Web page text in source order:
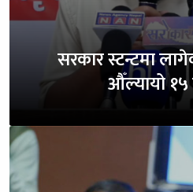
सरकार स्टन्टमा
औँल्यायो